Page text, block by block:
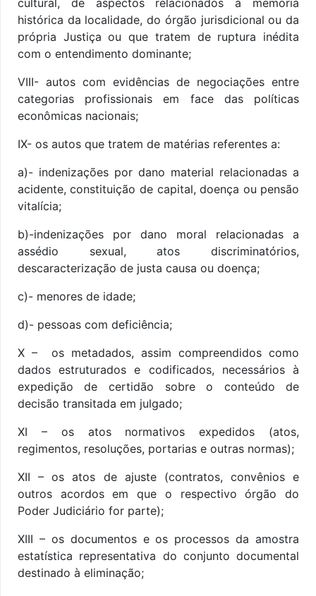
histórica da localidade, do órgão jurisdicional ou da
própria Justiça ou que tratem de ruptura inédita
com o entendimento dominante;
VIII- autos com evidências de negociações entre
categorias profissionais em face das políticas
econômicas nacionais;
IX- os autos que tratem de matérias referentes a:
a)- indenizações por dano material relacionadas a
acidente, constituição de capital, doença ou pensão
vitalícia;
b)-indenizações por dano moral relacionadas a
assédio sexual, atos discriminatórios,
descaracterização de justa causa ou doença;
c)- menores de idade;
d)- pessoas com deficiência;
X – os metadados, assim compreendidos como
dados estruturados e codificados, necessários à
expedição de certidão sobre o conteúdo de
decisão transitada em julgado;
XI – os atos normativos expedidos (atos,
regimentos, resoluções, portarias e outras normas);
XII – os atos de ajuste (contratos, convênios e
outros acordos em que o respectivo órgão do
Poder Judiciário for parte);
XIII – os documentos e os processos da amostra
estatística representativa do conjunto documental
destinado à eliminação;